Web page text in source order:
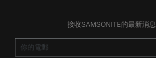
接收SAMSONITE的最新消息